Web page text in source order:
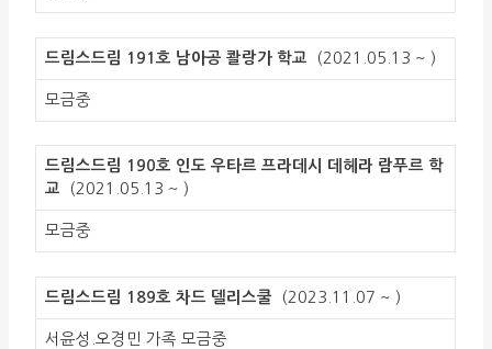
드림스드림 191호 남아공 콸랑가 학교 (2021.05.13 ~ )
모금중
드림스드림 190호 인도 우타르 프라데시 데헤라 람푸르 학
교
(2021.05.13 ~ )
모금중
드림스드림 189호 차드 델리스쿨 (2023.11.07 ~ )
서윤성.오경민 가족 모금중